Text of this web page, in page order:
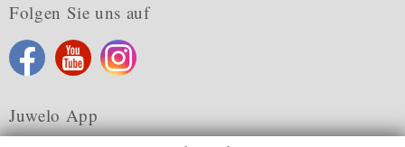
Folgen Sie uns auf
Juwelo App